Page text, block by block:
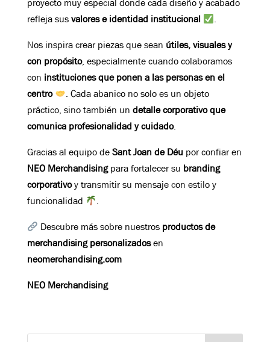
proyecto muy especial donde cada diseño y acabado
refleja susvalores e identidad institucional .
Nos inspira crear piezas que sean útiles, visuales y
con propósito, especialmente cuando colaboramos
con instituciones que ponen a las personas en el
centro
. Cada abanico no solo es un objeto
práctico, sino también un detalle corporativo que
comunica profesionalidad y cuidado.
Gracias al equipo deSant Joan de Déupor confiar en
NEO Merchandisingpara fortalecer su branding
corporativoy transmitir su mensaje con estilo y
funcionalidad
.
Descubre más sobre nuestros productos de
merchandising personalizadosen
neomerchandising.com
NEO Merchandising